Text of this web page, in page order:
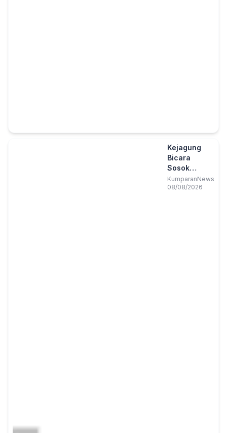
Kejagung
Bicara
Sosok
Febrio:
Pegawai
KumparanNews
08/08/2026